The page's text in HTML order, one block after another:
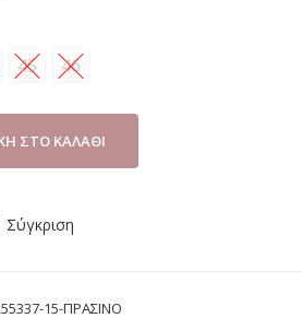
45 46
ΣΤΟ ΚΑΛΆΘΙ
Σύγκριση
15-ΠΡΑΣΙΝΟ